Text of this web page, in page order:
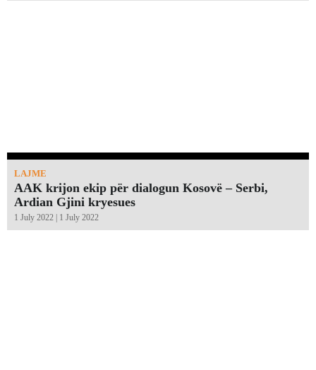
LAJME
AAK krijon ekip për dialogun Kosovë – Serbi,
Ardian Gjini kryesues
1 July 2022 | 1 July 2022